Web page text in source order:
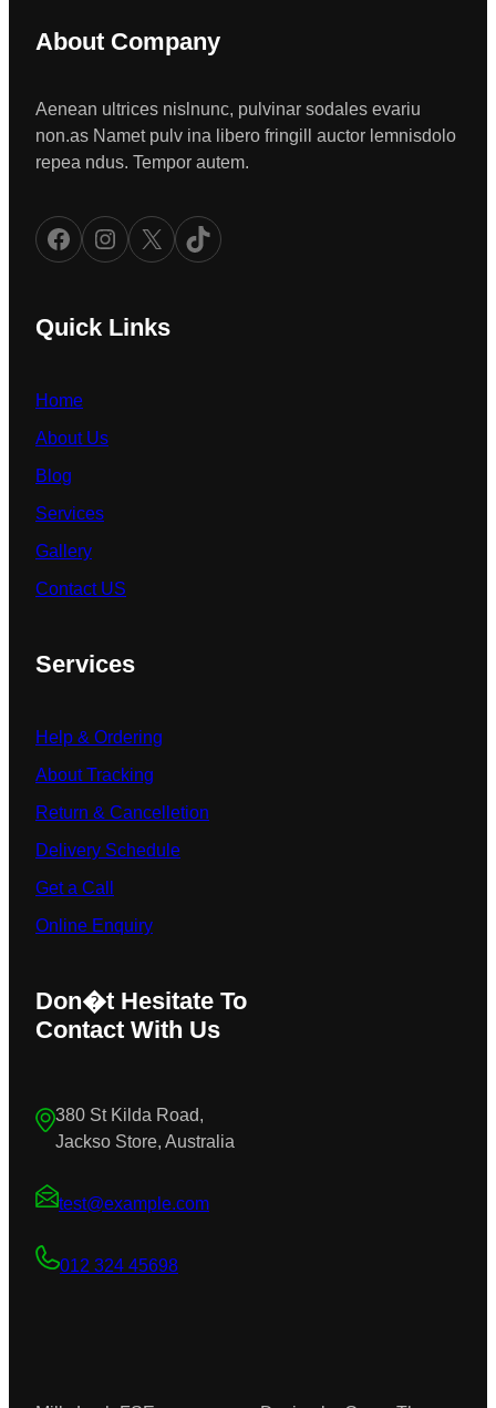
About Company
Aenean ultrices nislnunc, pulvinar sodales evariu
non.as Namet pulv ina libero fringill auctor lemnisdolo
repea ndus. Tempor autem.
Facebook Instagram X TikTok
Quick Links
Home
About Us
Blog
Services
Gallery
Contact US
Services
Help & Ordering
About Tracking
Return & Cancelletion
Delivery Schedule
Get a Call
Online Enquiry
Don�t Hesitate To
Contact With Us
380 St Kilda Road,
Jackso Store, Australia
test@example.com
012 324 45698